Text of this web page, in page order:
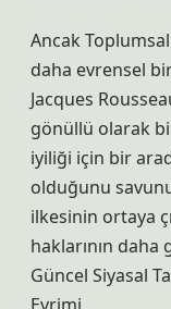
Ancak Toplumsal
daha evrensel
Jacques
gönüllü olarak
iyiliği için bir
olduğunu
ilkesinin ortaya
haklarının daha
Güncel Siyasal